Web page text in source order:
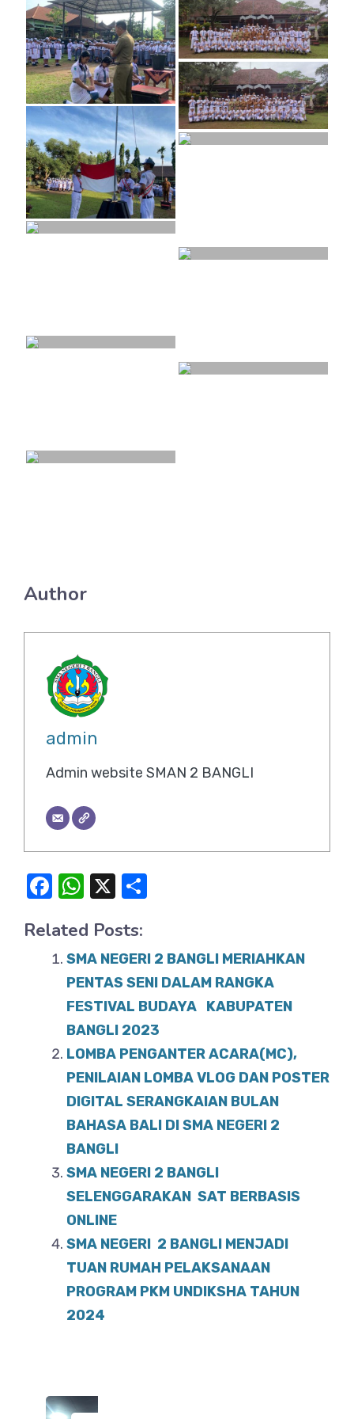
Author
admin
Admin website SMAN 2 BANGLI
F
c
e
k
W
at
s
A
p
p
X
e
Related Posts:
SMA NEGERI 2 BANGLI MERIAHKAN
PENTAS SENI DALAM RANGKA
FESTIVAL BUDAYA KABUPATEN
BANGLI 2023
LOMBA PENGANTER ACARA(MC),
PENILAIAN LOMBA VLOG DAN POSTER
DIGITAL SERANGKAIAN BULAN
BAHASA BALI DI SMA NEGERI 2
BANGLI
SMA NEGERI 2 BANGLI
SELENGGARAKAN SAT BERBASIS
ONLINE
SMA NEGERI 2 BANGLI MENJADI
TUAN RUMAH PELAKSANAAN
PROGRAM PKM UNDIKSHA TAHUN
2024